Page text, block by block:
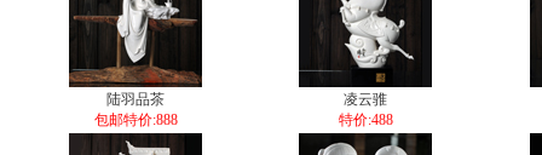
陆羽品茶
包邮特价:888
凌云骓
特价:488